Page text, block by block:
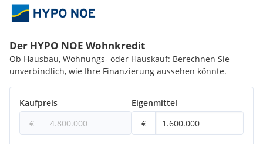
Der HYPO NOE Wohnkredit
Ob Hausbau, Wohnungs- oder Hauskauf: Berechnen Sie
unverbindlich, wie Ihre Finanzierung aussehen könnte.
Kaufpreis
€
Eigenmittel
€